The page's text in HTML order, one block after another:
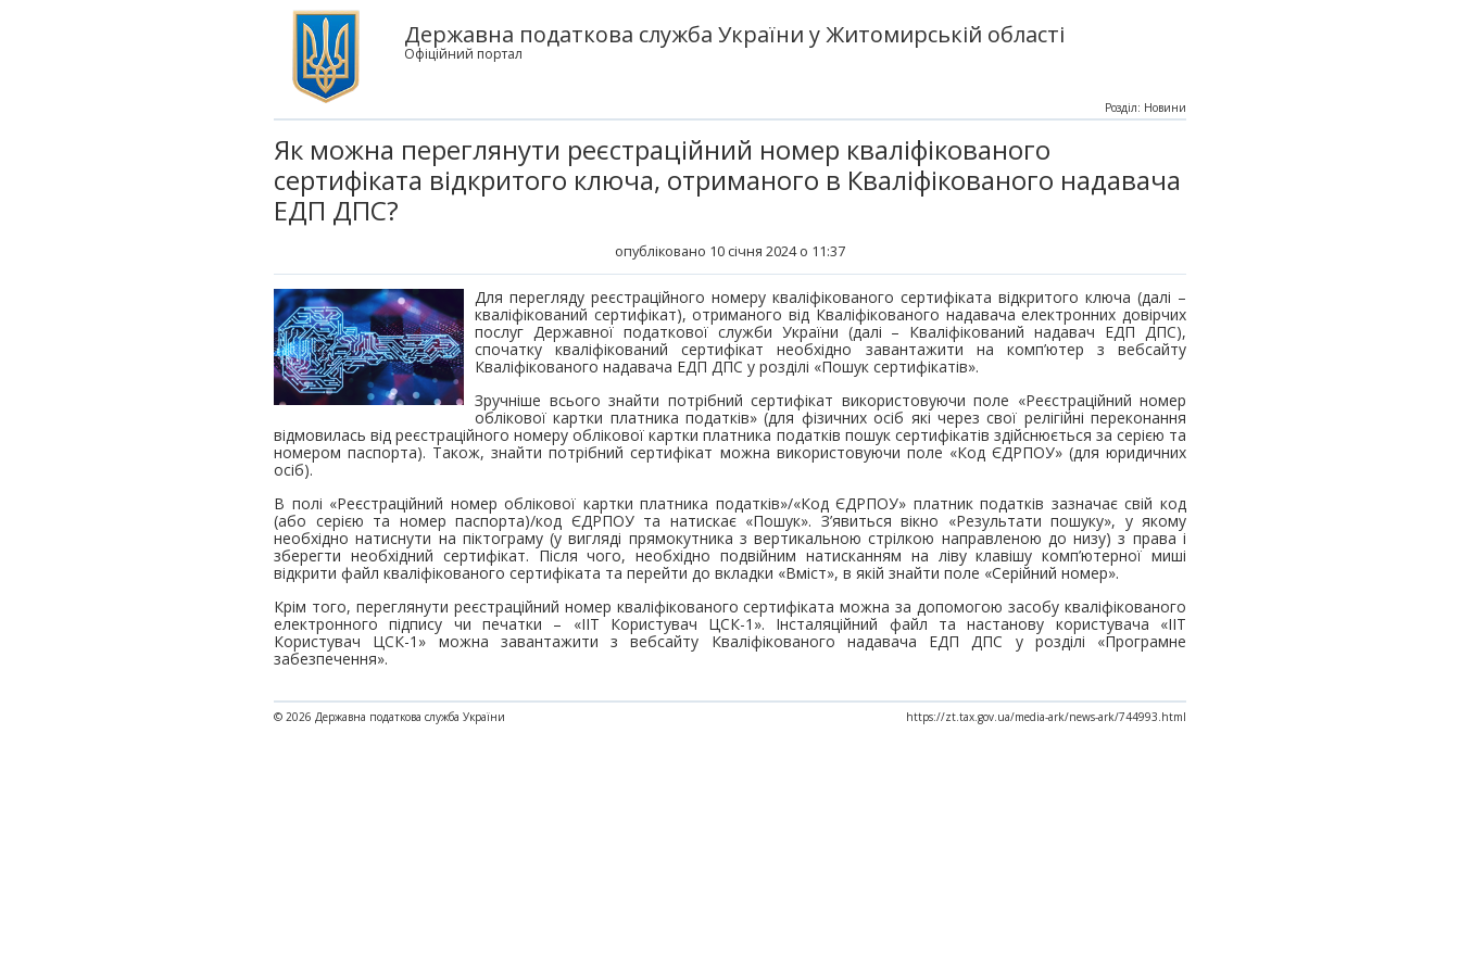
Державна податкова служба України у Житомирській області
Офіційний портал
Як можна переглянути реєстраційний номер кваліфікованого
сертифіката відкритого ключа, отриманого в Кваліфікованого надавача
ЕДП ДПС?
опубліковано 10 січня 2024 о 11:37
Розділ: Новини
Для перегляду реєстраційного номеру кваліфікованого сертифіката відкритого ключа (далі –
кваліфікований сертифікат), отриманого від Кваліфікованого надавача електронних довірчих
послуг Державної податкової служби України (далі – Кваліфікований надавач ЕДП ДПС),
спочатку кваліфікований сертифікат необхідно завантажити на комп’ютер з вебсайту
Кваліфікованого надавача ЕДП ДПС у розділі «Пошук сертифікатів».
Зручніше всього знайти потрібний сертифікат використовуючи поле «Реєстраційний номер
облікової картки платника податків» (для фізичних осіб які через свої релігійні переконання
відмовилась від реєстраційного номеру облікової картки платника податків пошук сертифікатів здійснюється за серією та
номером паспорта). Також, знайти потрібний сертифікат можна використовуючи поле «Код ЄДРПОУ» (для юридичних
осіб).
В полі «Реєстраційний номер облікової картки платника податків»/«Код ЄДРПОУ» платник податків зазначає свій код
(або серією та номер паспорта)/код ЄДРПОУ та натискає «Пошук». З’явиться вікно «Результати пошуку», у якому
необхідно натиснути на піктограму (у вигляді прямокутника з вертикальною стрілкою направленою до низу) з права і
зберегти необхідний сертифікат. Після чого, необхідно подвійним натисканням на ліву клавішу комп’ютерної миші
відкрити файл кваліфікованого сертифіката та перейти до вкладки «Вміст», в якій знайти поле «Серійний номер».
Крім того, переглянути реєстраційний номер кваліфікованого сертифіката можна за допомогою засобу кваліфікованого
електронного підпису чи печатки – «ІІТ Користувач ЦСК-1». Інсталяційний файл та настанову користувача «ІІТ
Користувач ЦСК-1» можна завантажити з вебсайту Кваліфікованого надавача ЕДП ДПС у розділі «Програмне
забезпечення».
© 2026 Державна податкова служба України https://zt.tax.gov.ua/media-ark/news-ark/744993.html